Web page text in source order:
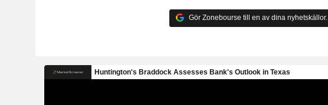
Gör Zonebourse till en av dina nyhetskällor.